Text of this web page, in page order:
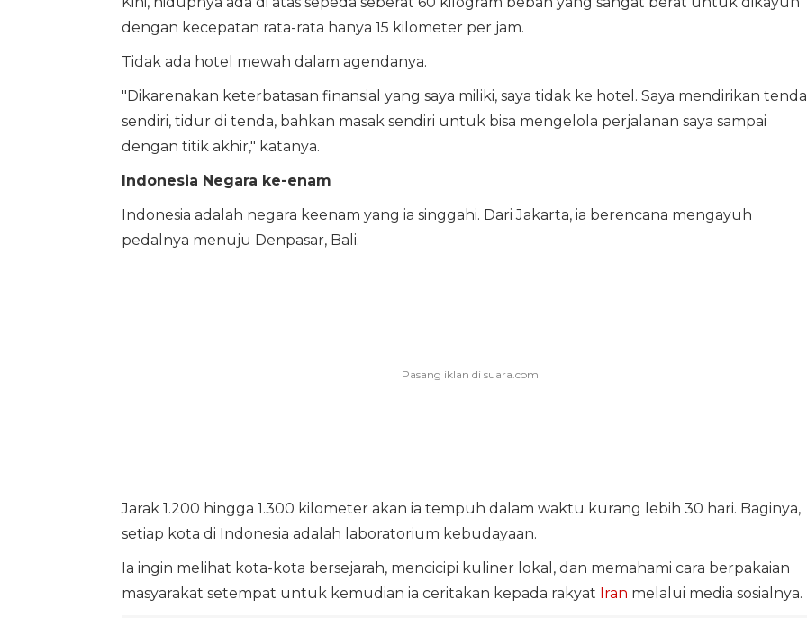
dengan kecepatan rata-rata hanya 15 kilometer per jam.
Tidak ada hotel mewah dalam agendanya.
"Dikarenakan keterbatasan finansial yang saya miliki, saya tidak ke hotel. Saya mendirikan tenda
sendiri, tidur di tenda, bahkan masak sendiri untuk bisa mengelola perjalanan saya sampai
dengan titik akhir," katanya.
Indonesia Negara ke-enam
Indonesia adalah negara keenam yang ia singgahi. Dari Jakarta, ia berencana mengayuh
pedalnya menuju Denpasar, Bali.
Jarak 1.200 hingga 1.300 kilometer akan ia tempuh dalam waktu kurang lebih 30 hari. Baginya,
setiap kota di Indonesia adalah laboratorium kebudayaan.
Ia ingin melihat kota-kota bersejarah, mencicipi kuliner lokal, dan memahami cara berpakaian
masyarakat setempat untuk kemudian ia ceritakan kepada rakyat Iran melalui media sosialnya.